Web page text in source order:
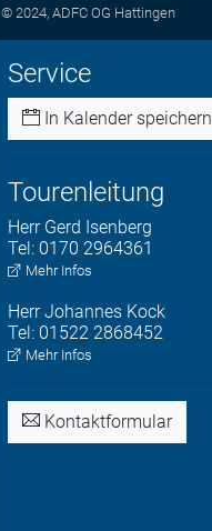
© 2024, ADFC OG Hattingen
Service
In Kalender speichern
Tourenleitung
Herr Gerd Isenberg
Tel: 0170 2964361
Mehr Infos
Herr Johannes Kock
Tel: 01522 2868452
Mehr Infos
Kontaktformular